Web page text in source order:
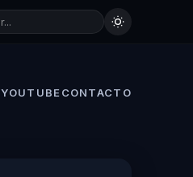
YOUTUBE CONTACTO